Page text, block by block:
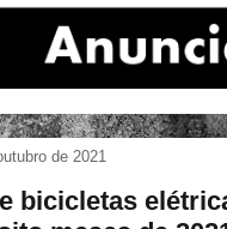
de 2021
bicicletas